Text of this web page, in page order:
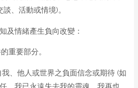
、活動或情境)。
及情緒產生負向改變：
重要部分。
、他人或世界之負面信念或期待 (如
、我已永遠失去我的靈魂、我再也